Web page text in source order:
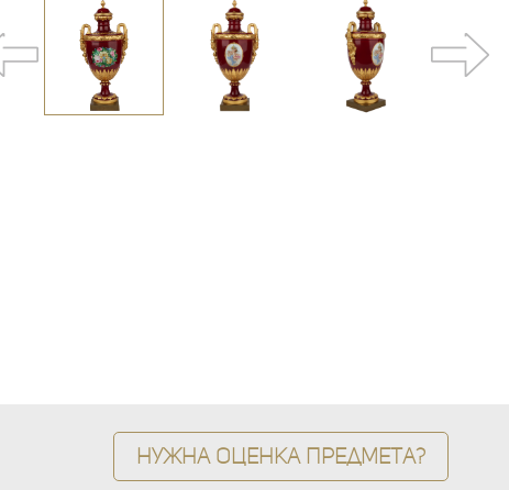
Нужна оценка предмета?